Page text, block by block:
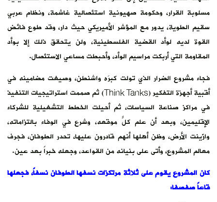
مسلوبة القرار، وحكومة صهيونية استئصالية غاشمة، ونظام عربي
سقيم الطوية، يدور مع المؤشر الأميريكي حيث دار، وقد طوع فائض
القوة لديه لوأد القضية الفلسطينية، ولن يتحقق ذلك إلا بوأد
المقاومة التي أربكت مراسيم الوأد، وأحبطت مساعي الاستئصال.
فجاء مشروع الضرار الذي تولت كبرَه واشنطن، وصيغت مضامينه في
أقبية أجهزة التفكير (Think Tanks) ثم صممت استراتيجيات التنفيذ
في مراكز صناعة السياسات، ثم أحيلت الخطط التشغيلية للشركاء
الإقليمين، وبعد أن علم كلٌّ موقعه، وشرع في الوفاء بالتزاماته،
وازّينت الأرض، وظن أهلها أنهم قادرون عليها، تحدر الطوفان، فجرف
معالم المشروع، وأتى على بنيانه من القواعد، وجعله خبراً بعد عين.
كان المشروع يقوم على ثلاثة مرتكزات نسفها الطوفان نسفاً، فجعلها
قاعاً صفصفا: